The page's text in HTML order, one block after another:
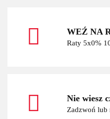
WEŹ NA
Raty 5x0%
Nie wiesz
Zadzwoń lub